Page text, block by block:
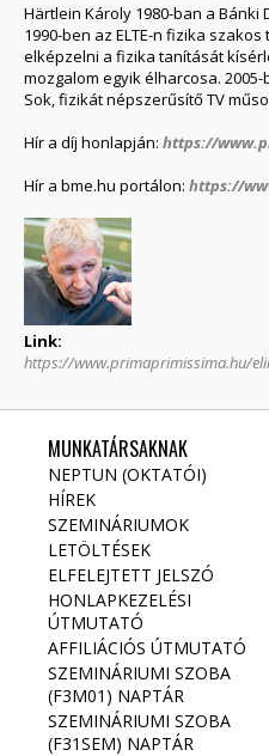
Härtlein Károly 1980-ban a
1990-ben az ELTE-n fizika
elképzelni a fizika tanítását
mozgalom egyik élharcosa.
Sok, fizikát népszerűsítő TV
Hír a díj honlapján: https://
Hír a bme.hu portálon: https://
Link:
https://www.primaprimissima.hu/
MUNKATÁRSAKNAK
NEPTUN (OKTATÓI)
HÍREK
SZEMINÁRIUMOK
LETÖLTÉSEK
ELFELEJTETT JELSZÓ
HONLAPKEZELÉSI
ÚTMUTATÓ
AFFILIÁCIÓS ÚTMUTATÓ
SZEMINÁRIUMI SZOBA
(F3M01) NAPTÁR
SZEMINÁRIUMI SZOBA
(F31SEM) NAPTÁR